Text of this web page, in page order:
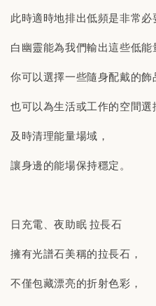
此時適時地排出低頻是非常必
白幽靈能為我們輸出這些低能
你可以選擇一些隨身配戴的飾
也可以為生活或工作的空間選
及時清理能量場域，
讓身邊的能場保持穩定。
日充電、夜助眠 拉長石
擁有光譜石美稱的拉長石，
不僅包藏漂亮的折射色彩，